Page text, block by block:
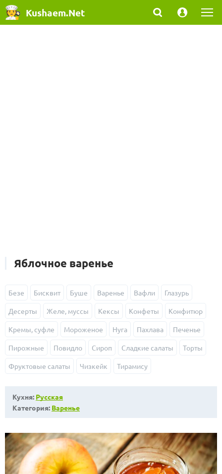
Kushaem.Net
Яблочное варенье
Безе Бисквит Буше Варенье Вафли Глазурь
Десерты Желе, муссы Кексы Конфеты Конфитюр
Кремы, суфле Мороженое Нуга Пахлава Печенье
Пирожные Повидло Сироп Сладкие салаты Торты
Фруктовые салаты Чизкейк Тирамису
Кухня: Русская
Категория: Варенье